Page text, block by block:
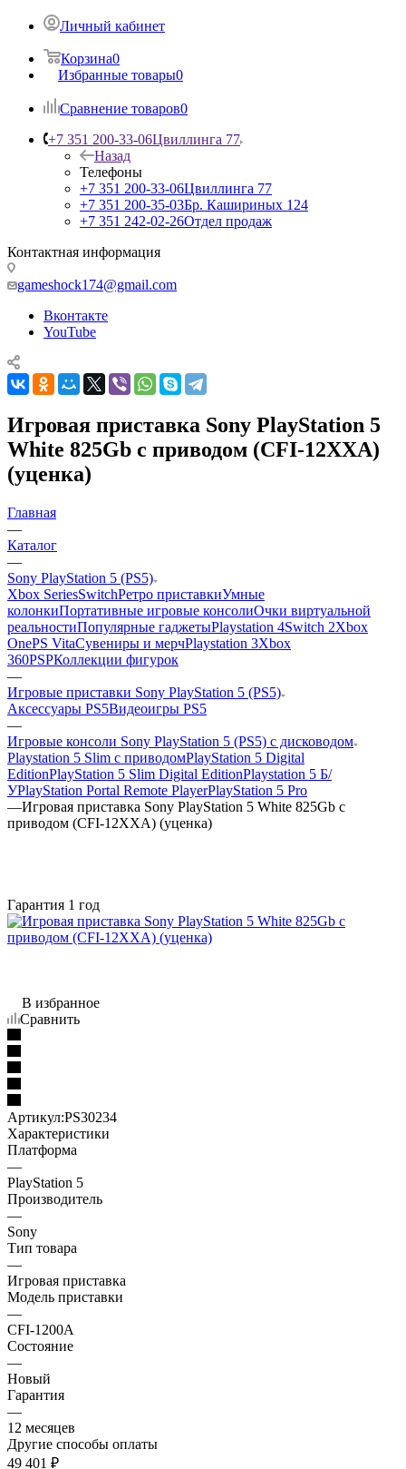
Личный кабинет
Корзина0
Избранные товары0
Сравнение товаров0
+7 351 200-33-06Цвиллинга 77
Назад
Телефоны
+7 351 200-33-06Цвиллинга 77
+7 351 200-35-03Бр. Кашириных 124
+7 351 242-02-26Отдел продаж
Контактная информация
gameshock174@gmail.com
Вконтакте
YouTube
Игровая приставка Sony PlayStation 5
White 825Gb с приводом (CFI-12XXA)
(уценка)
Главная
—
Каталог
—
Sony PlayStation 5 (PS5)
Xbox SeriesSwitchРетро приставкиУмные
колонкиПортативные игровые консолиОчки виртуальной
реальностиПопулярные гаджетыPlaystation 4Switch 2Xbox
OnePS VitaСувениры и мерчPlaystation 3Xbox
360PSPКоллекции фигурок
—
Игровые приставки Sony PlayStation 5 (PS5)
Аксессуары PS5Видеоигры PS5
—
Игровые консоли Sony PlayStation 5 (PS5) с дисководом
Playstation 5 Slim с приводомPlayStation 5 Digital
EditionPlayStation 5 Slim Digital EditionPlaystation 5 Б/
УPlayStation Portal Remote PlayerPlayStation 5 Pro
—Игровая приставка Sony PlayStation 5 White 825Gb с
приводом (CFI-12XXA) (уценка)
Гарантия 1 год
В избранное
Сравнить
Артикул:PS30234
Характеристики
Платформа
—
PlayStation 5
Производитель
—
Sony
Тип товара
—
Игровая приставка
Модель приставки
—
CFI-1200A
Состояние
—
Новый
Гарантия
—
12 месяцев
Другие способы оплаты
49 401 ₽